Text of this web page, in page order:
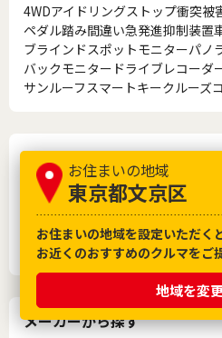
お住まいの地域
東京都文京区
お住まいの地域を設定いただくと
お近くのおすすめのクルマをご
地域を変
4WDアイドリングストップ衝突被
ペダル踏み間違い急発進抑制装置
ブラインドスポットモニターパノ
バックモニター ドライブレコーダ
サンルーフ スマートキークルーズ
トヨタの車名から探す
８６ Ｃ－ＨＲアクアアルファード
ヴォクシーエスクァイアエスティ
カローラフィールダークラウンク
ノアハイエースハリアープリウス
メーカーから探す